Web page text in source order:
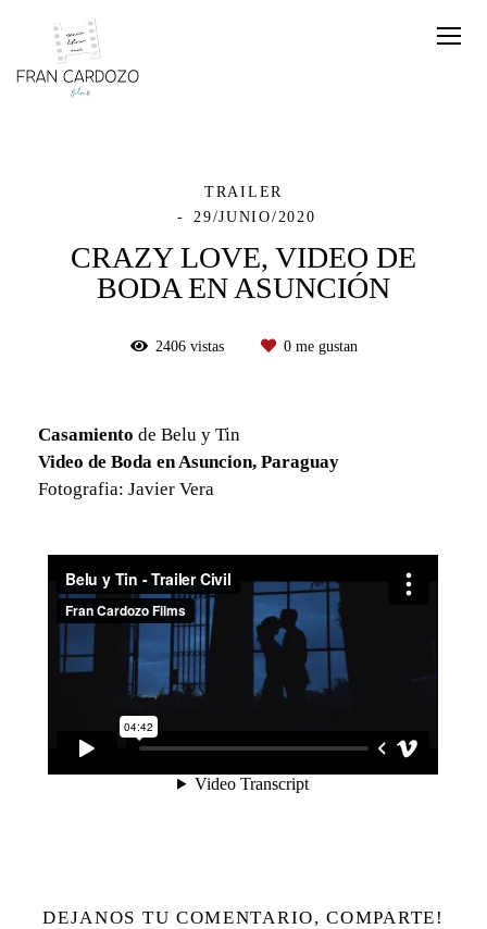
TRAILER
29/JUNIO/2020
CRAZY LOVE, VIDEO DE
BODA EN ASUNCIÓN
2406vistas 0me gustan
Casamiento de Belu y Tin
Video de Boda en Asuncion, Paraguay
Fotografia: Javier Vera
DEJANOS TU COMENTARIO, COMPARTE!